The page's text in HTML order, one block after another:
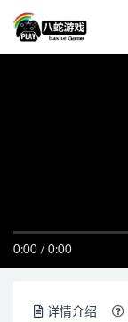
0:00 / 0:00
详情介绍